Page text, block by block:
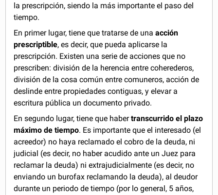
la prescripción, siendo la más importante el paso del
tiempo.
En primer lugar, tiene que tratarse de unaacción
prescriptible, es decir, que pueda aplicarse la
prescripción. Existen una serie de acciones que no
prescriben: división de la herencia entre coherederos,
división de la cosa común entre comuneros, acción de
deslinde entre propiedades contiguas, y elevar a
escritura pública un documento privado.
En segundo lugar, tiene que habertranscurrido el plazo
máximo de tiempo. Es importante que el interesado (el
acreedor) no haya reclamado el cobro de la deuda, ni
judicial (es decir, no haber acudido ante un Juez para
reclamar la deuda) ni extrajudicialmente (es decir, no
enviando un burofax reclamando la deuda), al deudor
durante un periodo de tiempo (por lo general, 5 años,